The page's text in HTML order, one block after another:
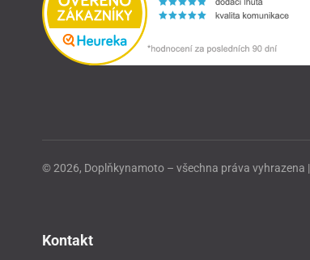
© 2026, Doplňkynamoto – všechna práva vyhrazena |
Kontakt